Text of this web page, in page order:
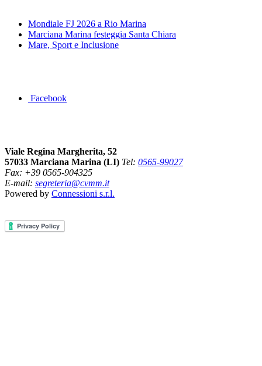
Mondiale FJ 2026 a Rio Marina
Marciana Marina festeggia Santa Chiara
Mare, Sport e Inclusione
Facebook
Viale Regina Margherita, 52
57033 Marciana Marina (LI) Tel: 0565-99027
Fax: +39 0565-904325
E-mail: segreteria@cvmm.it
Powered by Connessioni s.r.l.